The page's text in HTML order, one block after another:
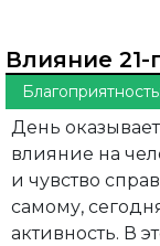
Влияние 21-
Благоприятность:
День
влияние на
и чувство
самому,
активность. В